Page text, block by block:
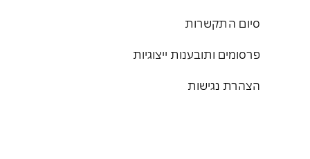
סיום התקשרות
פרסומים ותובענות ייצוגיות
הצהרת נגישות